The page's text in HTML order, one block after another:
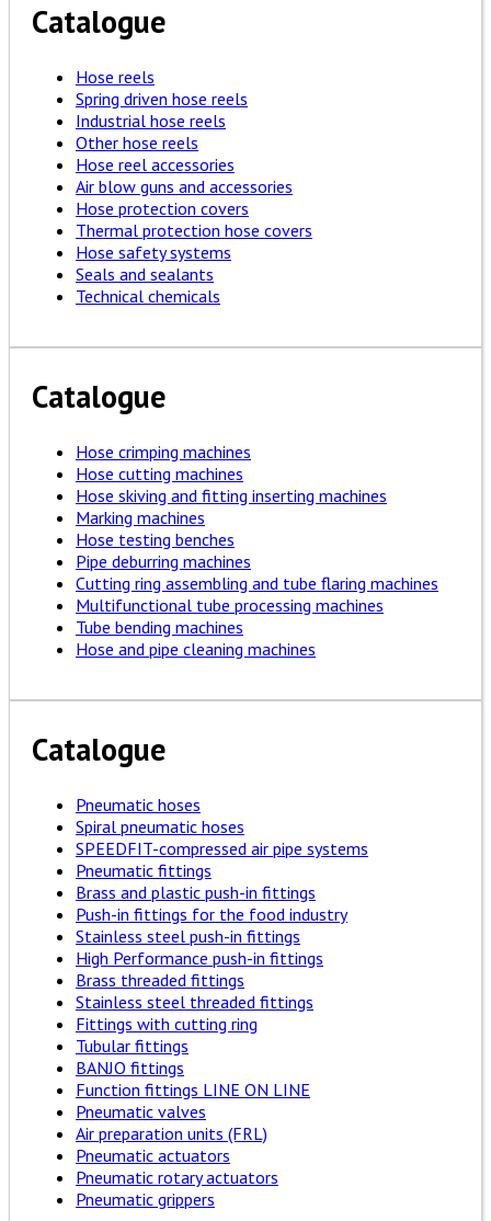
Catalogue
Hose reels
Spring driven hose reels
Industrial hose reels
Other hose reels
Hose reel accessories
Air blow guns and accessories
Hose protection covers
Thermal protection hose covers
Hose safety systems
Seals and sealants
Technical chemicals
Catalogue
Hose crimping machines
Hose cutting machines
Hose skiving and fitting inserting machines
Marking machines
Hose testing benches
Pipe deburring machines
Cutting ring assembling and tube flaring machines
Multifunctional tube processing machines
Tube bending machines
Hose and pipe cleaning machines
Catalogue
Pneumatic hoses
Spiral pneumatic hoses
SPEEDFIT-compressed air pipe systems
Pneumatic fittings
Brass and plastic push-in fittings
Push-in fittings for the food industry
Stainless steel push-in fittings
High Performance push-in fittings
Brass threaded fittings
Stainless steel threaded fittings
Fittings with cutting ring
Tubular fittings
BANJO fittings
Function fittings LINE ON LINE
Pneumatic valves
Air preparation units (FRL)
Pneumatic actuators
Pneumatic rotary actuators
Pneumatic grippers